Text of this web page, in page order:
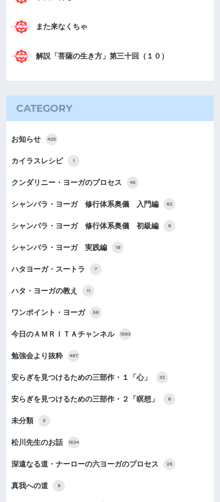
また来なくちゃ
解説「菩薩の生き方」第三十回（１０）
CATEGORY
お知らせ 425
カイラスレシピ 1
クンダリニー・ヨーガのプロセス 45
シャンバラ・ヨーガ 修行体系奥儀 入門編 83
シャンバラ・ヨーガ 修行体系奥儀 初級編 9
シャンバラ・ヨーガ 実践編 19
ハタヨーガ・スートラ 7
ハタ・ヨーガの教え 11
ワンポイント・ヨーガ 56
今日のＡＭＲＩＴＡチャンネル 1563
勉強会より抜粋 487
安らぎを見つけるための三部作・１「心」 32
安らぎを見つけるための三部作・２「瞑想」 6
未分類 5
松川先生のお話 1534
深遠なる道・ナーローの六ヨーガのプロセス 25
真我への道 9